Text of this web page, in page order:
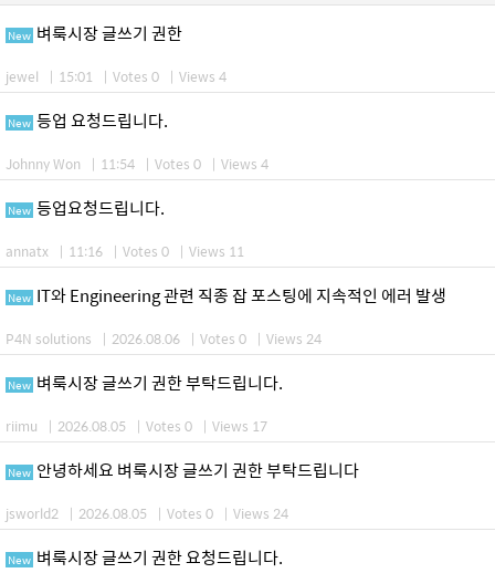
New 벼룩시장 글쓰기 권한
jewel | 15:01 | Votes 0 | Views 4
New 등업 요청드립니다.
Johnny Won | 11:54 | Votes 0 | Views 4
New 등업요청드립니다.
annatx | 11:16 | Votes 0 | Views 11
New IT와 Engineering 관련 직종 잡 포스팅에 지속적인 에러 발생
P4N solutions | 2026.08.06 | Votes 0 | Views 24
New 벼룩시장 글쓰기 권한 부탁드립니다.
riimu | 2026.08.05 | Votes 0 | Views 17
New 안녕하세요 벼룩시장 글쓰기 권한 부탁드립니다
jsworld2 | 2026.08.05 | Votes 0 | Views 24
New 벼룩시장 글쓰기 권한 요청드립니다.